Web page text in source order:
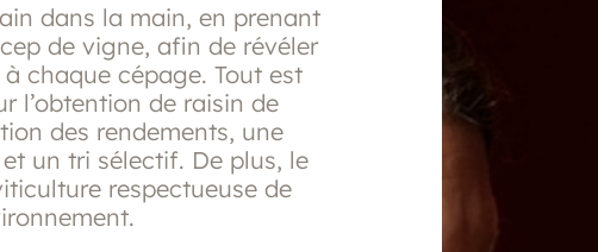
dans la main, en prenant
de vigne, afin de révéler
chaque cépage. Tout est
l’obtention de raisin de
des rendements, une
un tri sélectif. De plus, le
respectueuse de